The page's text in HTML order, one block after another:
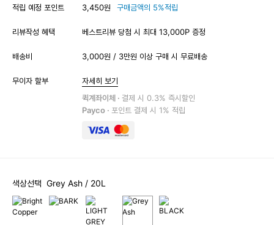
적립 예정 포인트 3,450원 구매금액의 5%적립
리뷰작성 혜택 베스트리뷰 당첨 시 최대 13,000P 증정
배송비 3,000원 / 3만원 이상 구매 시 무료배송
무이자 할부
자세히 보기
퀵계좌이체 · 결제 시 0.3% 즉시할인
Payco · 포인트 결제 시 1% 적립
색상선택 Grey Ash / 20L